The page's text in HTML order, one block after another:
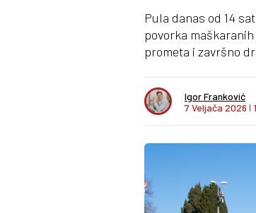
Pula danas od 14
povorka
prometa i završno
Igor Franković
7 Veljača 2026 I